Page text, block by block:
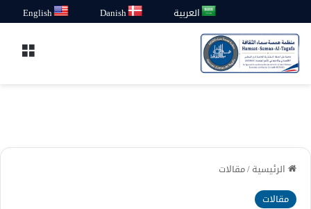
العربية Danish
English
الرئيسية/مقالات
مقالات